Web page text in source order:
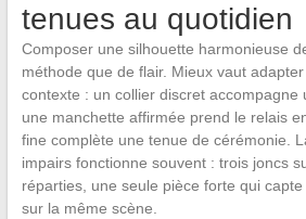
tenues au quotidien
Composer une silhouette harmonieuse
méthode que de flair. Mieux vaut
contexte : un collier discret accompagne
une manchette affirmée prend le relais
fine complète une tenue de cérémonie.
impairs fonctionne souvent : trois joncs
réparties, une seule pièce forte qui capte
sur la même scène.